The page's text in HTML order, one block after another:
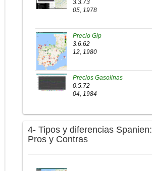
3.3.73
05, 1978
Precio Glp
3.6.62
12, 1980
Precios Gasolinas
0.5.72
04, 1984
4- Tipos y diferencias Spanien:
Pros y Contras